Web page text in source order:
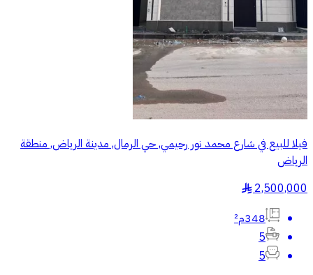
فيلا للبيع في شارع محمد نور رحيمي, حي الرمال, مدينة الرياض, منطقة
الرياض
2,500,000
§
348م²
5
5